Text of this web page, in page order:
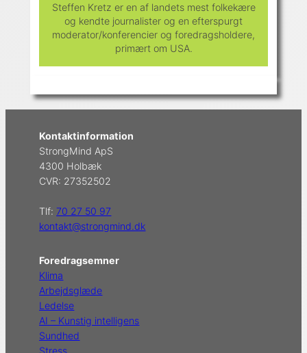
Steffen Kretz er en af landets mest folkekære
og kendte journalister og en efterspurgt
moderator/konferencier og foredragsholdere,
primært om USA.
Kontaktinformation
StrongMind ApS
4300 Holbæk
CVR: 27352502
Tlf: 70 27 50 97
kontakt@strongmind.dk
Foredragsemner
Klima
Arbejdsglæde
Ledelse
AI – Kunstig intelligens
Sundhed